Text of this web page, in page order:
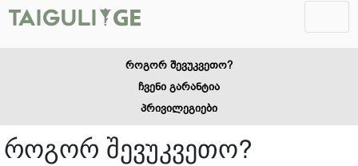
როგორ შევუკვეთო?
ჩვენი გარანტია
პრივილეგიები
როგორ შევუკვეთო?